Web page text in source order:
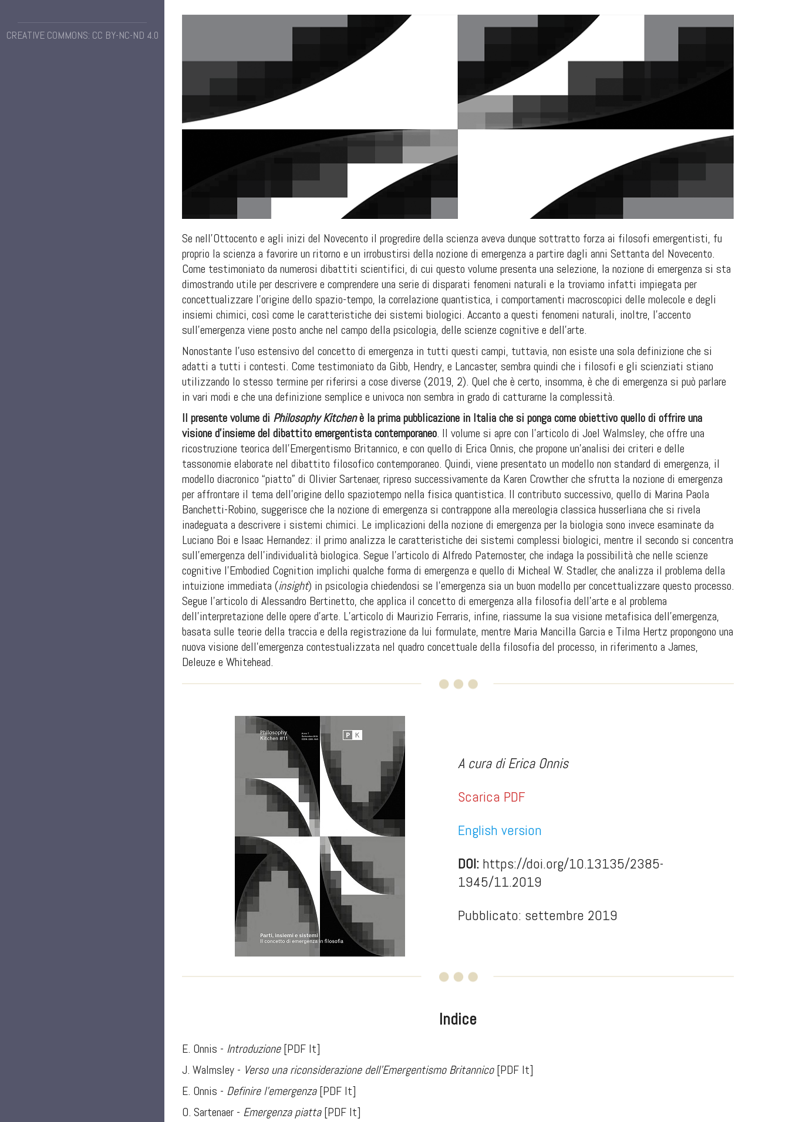
CREATIVE COMMONS: CC BY-NC-ND 4.0
Se nell’Ottocento e agli inizi del Novecento il progredire della scienza aveva dunque sottratto forza ai filosofi emergentisti, fu
proprio la scienza a favorire un ritorno e un irrobustirsi della nozione di emergenza a partire dagli anni Settanta del Novecento.
Come testimoniato da numerosi dibattiti scientifici, di cui questo volume presenta una selezione, la nozione di emergenza si sta
dimostrando utile per descrivere e comprendere una serie di disparati fenomeni naturali e la troviamo infatti impiegata per
concettualizzare l’origine dello spazio-tempo, la correlazione quantistica, i comportamenti macroscopici delle molecole e degli
insiemi chimici, così come le caratteristiche dei sistemi biologici. Accanto a questi fenomeni naturali, inoltre, l’accento
sull’emergenza viene posto anche nel campo della psicologia, delle scienze cognitive e dell’arte.
Nonostante l’uso estensivo del concetto di emergenza in tutti questi campi, tuttavia, non esiste una sola definizione che si
adatti a tutti i contesti. Come testimoniato da Gibb, Hendry, e Lancaster, sembra quindi che i filosofi e gli scienziati stiano
utilizzando lo stesso termine per riferirsi a cose diverse (2019, 2). Quel che è certo, insomma, è che di emergenza si può parlare
in vari modi e che una definizione semplice e univoca non sembra in grado di catturarne la complessità.
Il presente volume di Philosophy Kitchenè la prima pubblicazione in Italia che si ponga come obiettivo quello di offrire una
visione d’insieme del dibattito emergentista contemporaneo. Il volume si apre con l’articolo di Joel Walmsley, che offre una
ricostruzione teorica dell’Emergentismo Britannico, e con quello di Erica Onnis, che propone un’analisi dei criteri e delle
tassonomie elaborate nel dibattito filosofico contemporaneo. Quindi, viene presentato un modello non standard di emergenza, il
modello diacronico “piatto” di Olivier Sartenaer, ripreso successivamente da Karen Crowther che sfrutta la nozione di emergenza
per affrontare il tema dell’origine dello spaziotempo nella fisica quantistica. Il contributo successivo, quello di Marina Paola
Banchetti-Robino, suggerisce che la nozione di emergenza si contrappone alla mereologia classica husserliana che si rivela
inadeguata a descrivere i sistemi chimici. Le implicazioni della nozione di emergenza per la biologia sono invece esaminate da
Luciano Boi e Isaac Hernandez: il primo analizza le caratteristiche dei sistemi complessi biologici, mentre il secondo si concentra
sull’emergenza dell’individualità biologica. Segue l’articolo di Alfredo Paternoster, che indaga la possibilità che nelle scienze
cognitive l’Embodied Cognition implichi qualche forma di emergenza e quello di Micheal W. Stadler, che analizza il problema della
intuizione immediata (insight) in psicologia chiedendosi se l’emergenza sia un buon modello per concettualizzare questo processo.
Segue l’articolo di Alessandro Bertinetto, che applica il concetto di emergenza alla filosofia dell’arte e al problema
dell’interpretazione delle opere d’arte. L’articolo di Maurizio Ferraris, infine, riassume la sua visione metafisica dell’emergenza,
basata sulle teorie della traccia e della registrazione da lui formulate, mentre Maria Mancilla Garcia e Tilma Hertz propongono una
nuova visione dell’emergenza contestualizzata nel quadro concettuale della filosofia del processo, in riferimento a James,
Deleuze e Whitehead.
A cura di Erica Onnis
Scarica PDF
English version
DOI: https://doi.org/10.13135/2385-
1945/11.2019
Pubblicato: settembre 2019
Indice
E. Onnis - Introduzione[PDF It]
J. Walmsley - Verso una riconsiderazione dell'Emergentismo Britannico[PDF It]
E. Onnis - Definire l'emergenza[PDF It]
O. Sartenaer - Emergenza piatta[PDF It]